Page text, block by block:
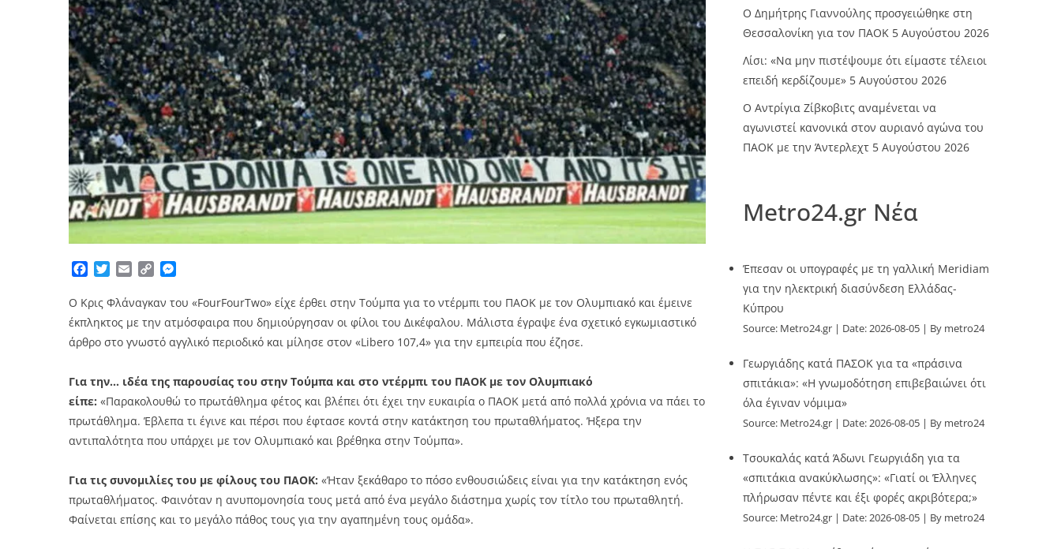
Facebook
TwitterEmailCopy
Ο Κρις Φλάναγκαν του «FourFourTwo» είχε έρθει στην Τούμπα για το ντέρμπι του ΠΑΟΚ με τον Ολυμπιακό και έμεινε
έκπληκτος με την ατμόσφαιρα που δημιούργησαν οι φίλοι του Δικέφαλου. Μάλιστα έγραψε ένα σχετικό εγκωμιαστικό
άρθρο στο γνωστό αγγλικό περιοδικό και μίλησε στον «Libero 107,4» για την εμπειρία που έζησε.
Για την… ιδέα της παρουσίας του στην Τούμπα και στο ντέρμπι του ΠΑΟΚ με τον Ολυμπιακό
είπε: «Παρακολουθώ το πρωτάθλημα φέτος και βλέπει ότι έχει την ευκαιρία ο ΠΑΟΚ μετά από πολλά χρόνια να πάει το
πρωτάθλημα. Έβλεπα τι έγινε και πέρσι που έφτασε κοντά στην κατάκτηση του πρωταθλήματος. Ήξερα την
αντιπαλότητα που υπάρχει με τον Ολυμπιακό και βρέθηκα στην Τούμπα».
Για τις συνομιλίες του με φίλους του ΠΑΟΚ: «Ήταν ξεκάθαρο το πόσο ενθουσιώδεις είναι για την κατάκτηση ενός
πρωταθλήματος. Φαινόταν η ανυπομονησία τους μετά από ένα μεγάλο διάστημα χωρίς τον τίτλο του πρωταθλητή.
Φαίνεται επίσης και το μεγάλο πάθος τους για την αγαπημένη τους ομάδα».
Ο Δημήτρης Γιαννούλης προσγειώθηκε στη
Θεσσαλονίκη για τον ΠΑΟΚ 5 Αυγούστου 2026
Λίσι: «Να μην πιστέψουμε ότι είμαστε τέλειοι
επειδή κερδίζουμε» 5 Αυγούστου 2026
Ο Αντρίγια Ζίβκοβιτς αναμένεται να
αγωνιστεί κανονικά στον αυριανό αγώνα του
ΠΑΟΚ με την Άντερλεχτ 5 Αυγούστου 2026
Metro24.gr Νέα
Έπεσαν οι υπογραφές με τη γαλλική Meridiam
για την ηλεκτρική διασύνδεση Ελλάδας-
Κύπρου
Source: Metro24.gr Date: 2026-08-05 By metro24
Γεωργιάδης κατά ΠΑΣΟΚ για τα «πράσινα
σπιτάκια»: «Η γνωμοδότηση επιβεβαιώνει ότι
όλα έγιναν νόμιμα»
Source: Metro24.gr Date: 2026-08-05 By metro24
Τσουκαλάς κατά Άδωνι Γεωργιάδη για τα
«σπιτάκια ανακύκλωσης»: «Γιατί οι Έλληνες
πλήρωσαν πέντε και έξι φορές ακριβότερα;»
Source: Metro24.gr Date: 2026-08-05 By metro24